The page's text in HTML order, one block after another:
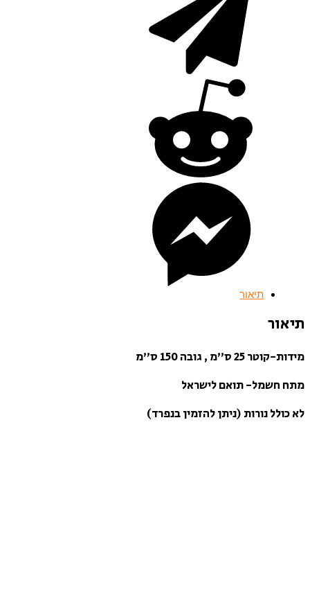
תיאור
תיאור
מידות-קוטר 25 ס”מ , גובה 150 ס”מ
מתח חשמל- תואם לישראל
לא כולל נורות (ניתן להזמין בנפרד)